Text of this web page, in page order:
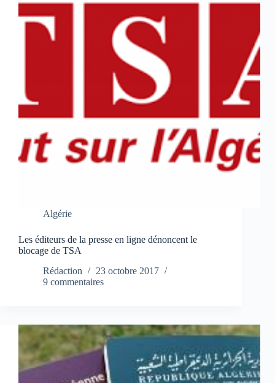
Algérie
Les éditeurs de la presse en ligne dénoncent le
blocage de TSA
Rédaction
23 octobre 2017
9 commentaires